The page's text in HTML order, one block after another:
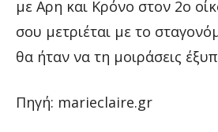
με Αρη και Κρόνο στον 2ο
σου μετριέται με το
θα ήταν να τη μοιράσεις
Πηγή: marieclaire.gr